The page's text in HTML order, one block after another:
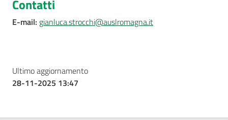
Bandi
Contatti
E-mail: gianluca.strocchi@auslromagna.it
Ultimo aggiornamento
28-11-2025 13:47